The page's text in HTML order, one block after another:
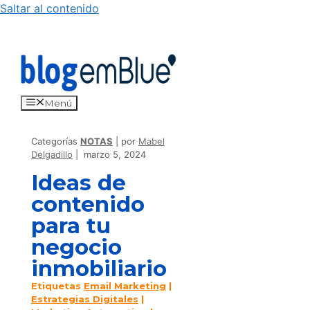
Saltar al contenido
Menú
Categorías NOTAS por Mabel
Delgadillo
marzo 5, 2024
Ideas de
contenido
para tu
negocio
inmobiliario
Etiquetas Email Marketing |
Estrategias Digitales |